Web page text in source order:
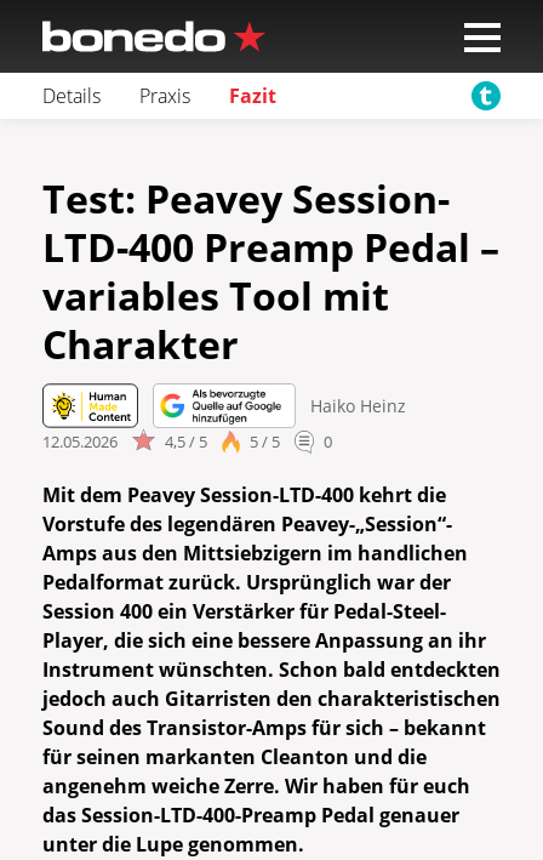
Details Praxis Fazit
Test: Peavey Session-
LTD-400 Preamp Pedal –
variables Tool mit
Charakter
Haiko Heinz
12.05.2026 4,5 / 5 5 / 5 0
Mit dem Peavey Session-LTD-400 kehrt die
Vorstufe des legendären Peavey-„Session“-
Amps aus den Mittsiebzigern im handlichen
Pedalformat zurück. Ursprünglich war der
Session 400 ein Verstärker für Pedal-Steel-
Player, die sich eine bessere Anpassung an ihr
Instrument wünschten. Schon bald entdeckten
jedoch auch Gitarristen den charakteristischen
Sound des Transistor-Amps für sich – bekannt
für seinen markanten Cleanton und die
angenehm weiche Zerre. Wir haben für euch
das Session-LTD-400-Preamp Pedal genauer
unter die Lupe genommen.